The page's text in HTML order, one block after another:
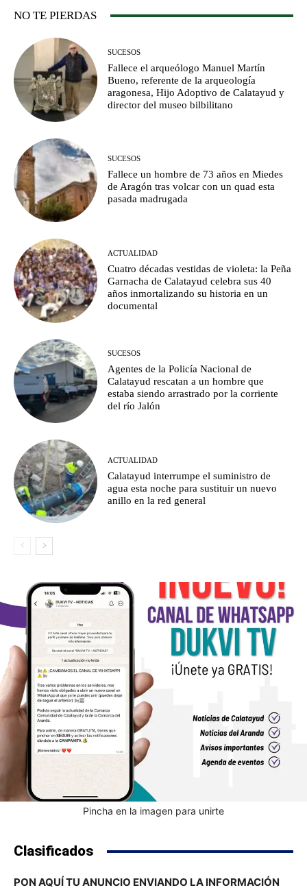
NO TE PIERDAS
SUCESOS
Fallece el arqueólogo Manuel Martín
Bueno, referente de la arqueología
aragonesa, Hijo Adoptivo de Calatayud y
director del museo bilbilitano
SUCESOS
Fallece un hombre de 73 años en Miedes
de Aragón tras volcar con un quad esta
pasada madrugada
ACTUALIDAD
Cuatro décadas vestidas de violeta: la Peña
Garnacha de Calatayud celebra sus 40
años inmortalizando su historia en un
documental
SUCESOS
Agentes de la Policía Nacional de
Calatayud rescatan a un hombre que
estaba siendo arrastrado por la corriente
del río Jalón
ACTUALIDAD
Calatayud interrumpe el suministro de
agua esta noche para sustituir un nuevo
anillo en la red general
Pincha en la imagen para unirte
Clasificados
PON AQUÍ TU ANUNCIO ENVIANDO LA INFORMACIÓN